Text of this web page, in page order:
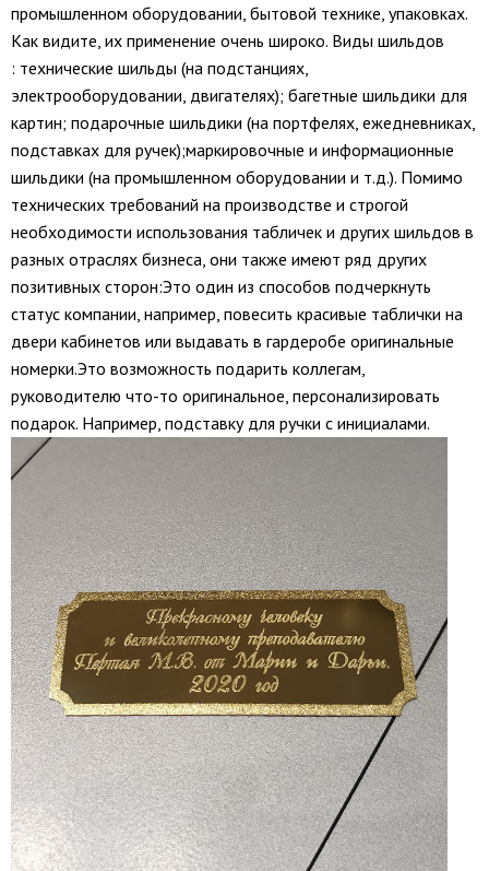
промышленном оборудовании, бытовой технике, упаковках.
Как видите, их применение очень широко. Виды шильдов
: технические шильды (на подстанциях,
электрооборудовании, двигателях); багетные шильдики для
картин; подарочные шильдики (на портфелях, ежедневниках,
подставках для ручек);​​​​​​​​​​​​​​маркировочные и информационные
шильдики (на промышленном оборудовании и т.д.). Помимо
технических требований на производстве и строгой
необходимости использования табличек и других шильдов в
разных отраслях бизнеса, они также имеют ряд других
позитивных сторон:Это один из способов подчеркнуть
статус компании, например, повесить красивые таблички на
двери кабинетов или выдавать в гардеробе оригинальные
номерки.​​​​​​​Это возможность подарить коллегам,
руководителю что-то оригинальное, персонализировать
подарок. Например, подставку для ручки с инициалами.